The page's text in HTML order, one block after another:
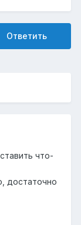
Ответить
что-
достаточно